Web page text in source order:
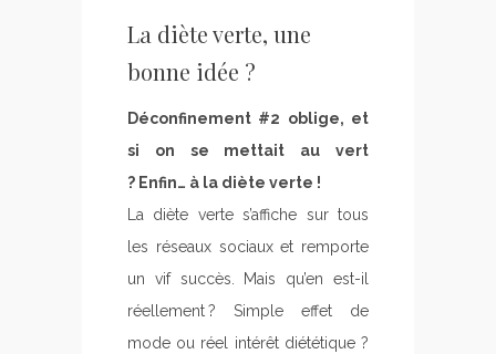
La diète verte, une
bonne idée ?
Déconfinement #2 oblige, et
si on se mettait au vert
? Enfin… à la diète verte !
La diète verte s’affiche sur tous
les réseaux sociaux et remporte
un vif succès. Mais qu’en est-il
réellement ? Simple effet de
mode ou réel intérêt diététique ?